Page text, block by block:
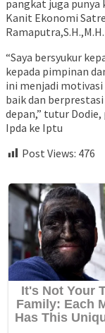
pangkat juga punya
Kanit Ekonomi
Ramaputra,S.H.,M.H.
“Saya bersyukur
kepada pimpinan
ini menjadi motivasi
baik dan
depan,” tutur
Ipda ke Iptu
Post Views: 476